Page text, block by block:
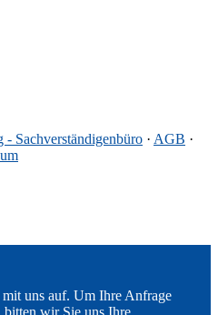
Sachverständigenbüro · AGB ·
uns auf. Um Ihre Anfrage